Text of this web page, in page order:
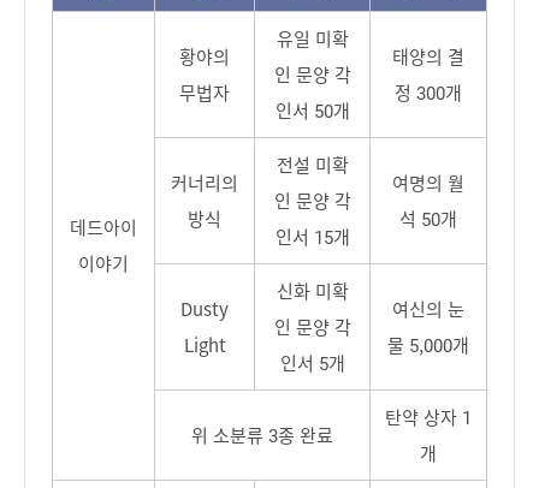
데드아이
이야기
황야의
무법자
유일 미확
인 문양 각
인서 50개
태양의 결
정 300개
커너리의
방식
전설 미확
인 문양 각
인서 15개
여명의 월
석 50개
Dusty
Light
신화 미확
인 문양 각
인서 5개
여신의 눈
물 5,000개
위 소분류 3종 완료
탄약 상자 1
개